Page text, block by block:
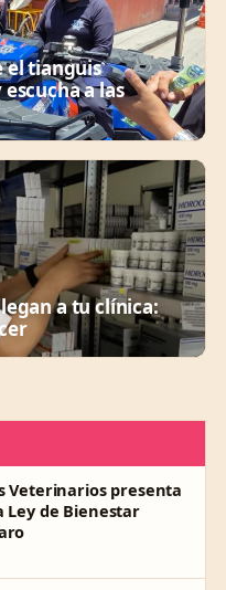
el tianguis
a las
a tu clínica:
Veterinarios presenta
Ley de Bienestar